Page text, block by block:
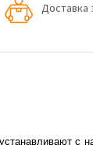
Доставка
с